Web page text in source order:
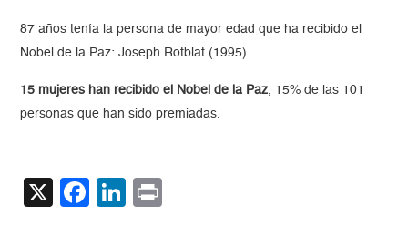
87 años tenía la persona de mayor edad que ha recibido el
Nobel de la Paz: Joseph Rotblat (1995).
15 mujeres han recibido el Nobel de la Paz, 15% de las 101
personas que han sido premiadas.
X Facebook
LinkedIn